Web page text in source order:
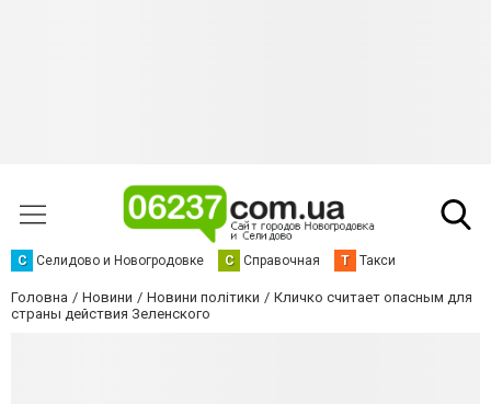
С Селидово и Новогродовке С Справочная Т Такси
Головна Новини Новини політики
Кличко считает опасным для
страны действия Зеленского